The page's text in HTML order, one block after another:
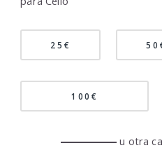
25€
100€
u otra